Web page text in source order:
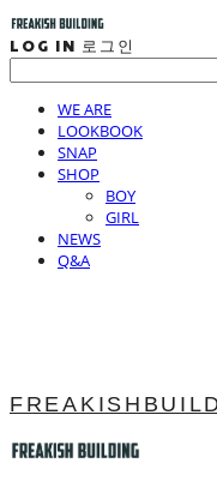
LOG IN 로그인
WE ARE
LOOKBOOK
SNAP
SHOP
BOY
GIRL
NEWS
Q&A